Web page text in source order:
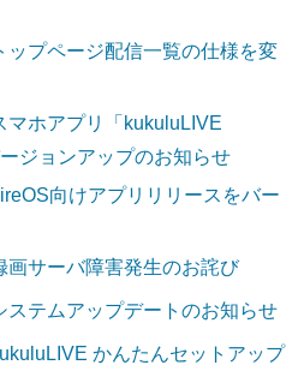
ップページ配信一覧の仕様を変
マホアプリ「kukuluLIVE
ジョンアップのお知らせ
向けアプリリリースをバー
画サーバ障害発生のお詫び
ステムアップデートのお知らせ
かんたんセットアップ